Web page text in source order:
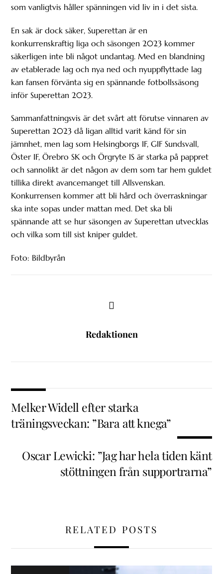
som vanligtvis håller spänningen vid liv in i det sista.
En sak är dock säker, Superettan är en
konkurrenskraftig liga och säsongen 2023 kommer
säkerligen inte bli något undantag. Med en blandning
av etablerade lag och nya ned och nyuppflyttade lag
kan fansen förvänta sig en spännande fotbollssäsong
inför Superettan 2023.
Sammanfattningsvis är det svårt att förutse vinnaren av
Superettan 2023 då ligan alltid varit känd för sin
jämnhet, men lag som Helsingborgs IF, GIF Sundsvall,
Öster IF, Örebro SK och Örgryte IS är starka på pappret
och sannolikt är det någon av dem som tar hem guldet
tillika direkt avancemanget till Allsvenskan.
Konkurrensen kommer att bli hård och överraskningar
ska inte sopas under mattan med. Det ska bli
spännande att se hur säsongen av Superettan utvecklas
och vilka som till sist kniper guldet.
Foto: Bildbyrån
Redaktionen
Melker Widell efter starka
träningsveckan: ”Bara att knega”
Oscar Lewicki: ”Jag har hela tiden känt
stöttningen från supportrarna”
RELATED POSTS